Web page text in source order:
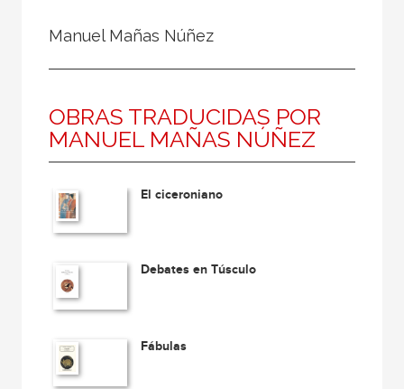
Coordinador
Editor
Escritor
Escritora
Ilustrador
Prologuista
Traductora
Manuel Mañas Núñez
OBRAS TRADUCIDAS POR
MANUEL MAÑAS NÚÑEZ
El ciceroniano
Debates en Túsculo
Fábulas